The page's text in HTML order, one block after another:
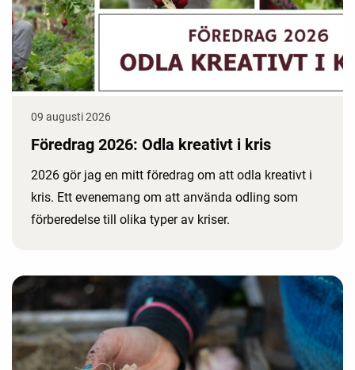
09 augusti 2026
Föredrag 2026: Odla kreativt i kris
2026 gör jag en mitt föredrag om att odla kreativt i
kris. Ett evenemang om att använda odling som
förberedelse till olika typer av kriser.